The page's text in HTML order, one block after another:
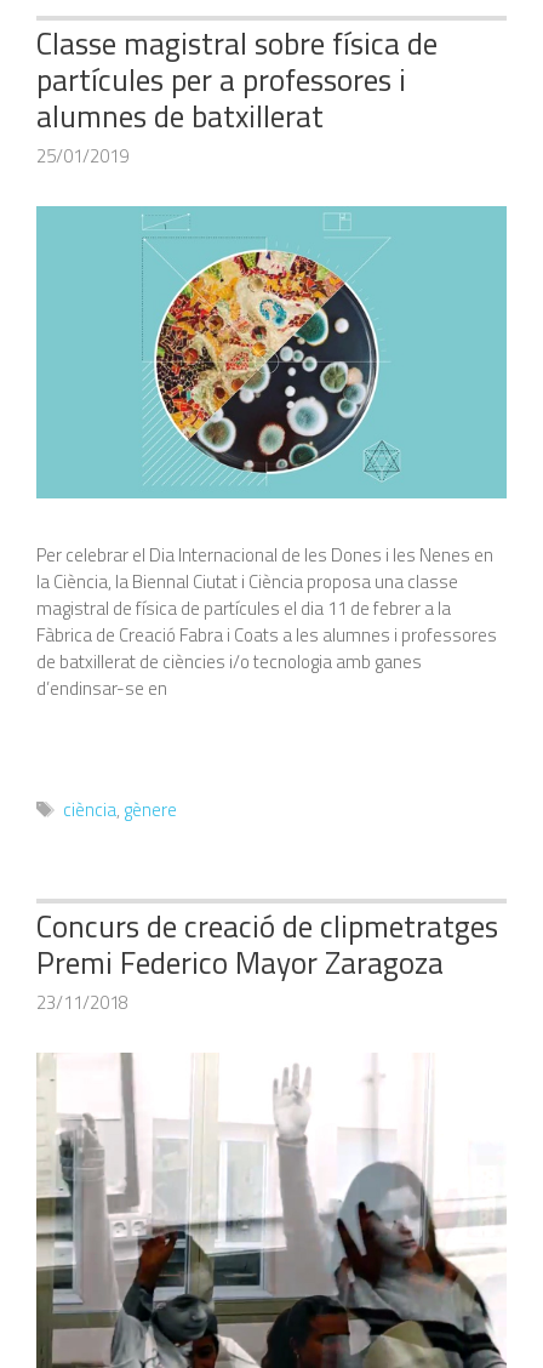
Classe magistral sobre física de
partícules per a professores i
alumnes de batxillerat
25/01/2019
Per celebrar el Dia Internacional de les Dones i les Nenes en
la Ciència, la Biennal Ciutat i Ciència proposa una classe
magistral de física de partícules el dia 11 de febrer a la
Fàbrica de Creació Fabra i Coats a les alumnes i professores
de batxillerat de ciències i/o tecnologia amb ganes
d’endinsar-se en
Etiquetes
ciència, gènere
Concurs de creació de clipmetratges
Premi Federico Mayor Zaragoza
23/11/2018